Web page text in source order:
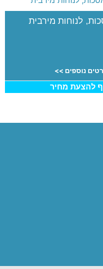
לנוחות מירבית
נוספים >>
להצעת מחיר